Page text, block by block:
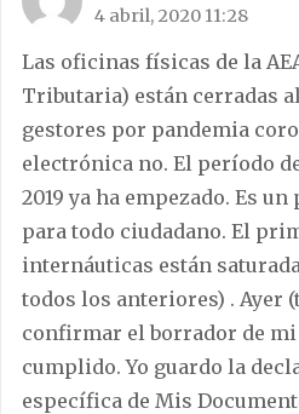
4 abril, 2020 11:28
Las oficinas físicas de la
Tributaria) están cerradas
gestores por pandemia
electrónica no. El período
2019 ya ha empezado. Es
para todo ciudadano. El
internáuticas están
todos los anteriores) . Ayer
confirmar el borrador de mi
cumplido. Yo guardo la
específica de Mis